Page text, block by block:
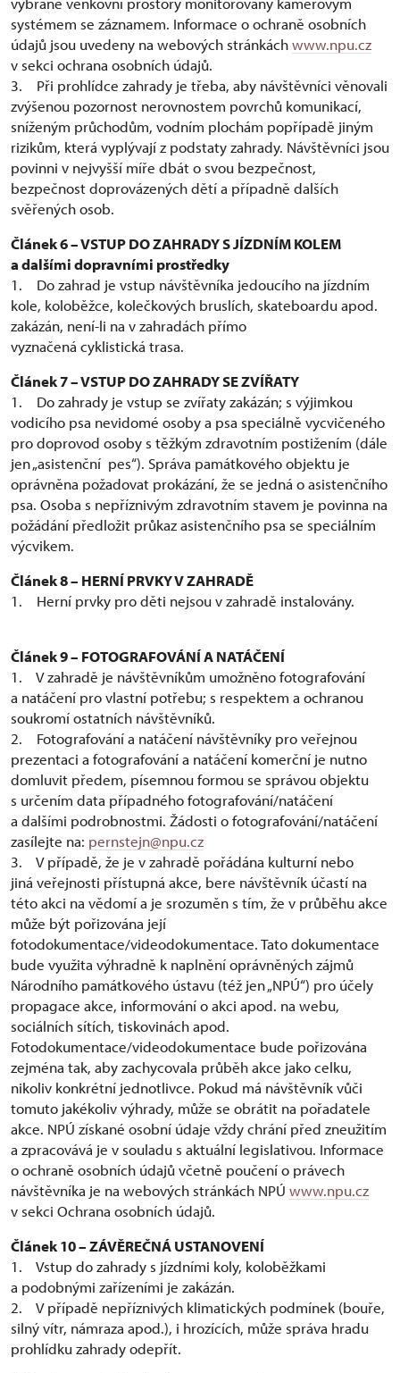
systémem se záznamem. Informace o ochraně osobních
údajů jsou uvedeny na webových stránkáchwww.npu.cz
v sekci ochrana osobních údajů.
3. Při prohlídce zahrady je třeba, aby návštěvníci věnovali
zvýšenou pozornost nerovnostem povrchů komunikací,
sníženým průchodům, vodním plochám popřípadě jiným
rizikům, která vyplývají z podstaty zahrady. Návštěvníci jsou
povinni v nejvyšší míře dbát o svou bezpečnost,
bezpečnost doprovázených dětí a případně dalších
svěřených osob.
Článek 6 – VSTUP DO ZAHRADY S JÍZDNÍM KOLEM
a dalšími dopravními prostředky
1. Do zahrad je vstup návštěvníka jedoucího na jízdním
kole, koloběžce, kolečkových bruslích, skateboardu apod.
zakázán, není-li na v zahradách přímo
vyznačená cyklistická trasa.
Článek 7 – VSTUP DO ZAHRADY SE ZVÍŘATY
1. Do zahrady je vstup se zvířaty zakázán; s výjimkou
vodicího psa nevidomé osoby a psa speciálně vycvičeného
pro doprovod osoby s těžkým zdravotním postižením (dále
jen „asistenční pes“). Správa památkového objektu je
oprávněna požadovat prokázání, že se jedná o asistenčního
psa. Osoba s nepříznivým zdravotním stavem je povinna na
požádání předložit průkaz asistenčního psa se speciálním
výcvikem.
Článek 8 – HERNÍ PRVKY V ZAHRADĚ
1. Herní prvky pro děti nejsou v zahradě instalovány.
Článek 9 – FOTOGRAFOVÁNÍ A NATÁČENÍ
1. V zahradě je návštěvníkům umožněno fotografování
a natáčení pro vlastní potřebu; s respektem a ochranou
soukromí ostatních návštěvníků.
2. Fotografování a natáčení návštěvníky pro veřejnou
prezentaci a fotografování a natáčení komerční je nutno
domluvit předem, písemnou formou se správou objektu
s určením data případného fotografování/natáčení
a dalšími podrobnostmi. Žádosti o fotografování/natáčení
zasílejte na: pernstejn@npu.cz
3. V případě, že je v zahradě pořádána kulturní nebo
jiná veřejnosti přístupná akce, bere návštěvník účastí na
této akci na vědomí a je srozuměn s tím, že v průběhu akce
může být pořizována její
fotodokumentace/videodokumentace. Tato dokumentace
bude využita výhradně k naplnění oprávněných zájmů
Národního památkového ústavu (též jen „NPÚ“) pro účely
propagace akce, informování o akci apod. na webu,
sociálních sítích, tiskovinách apod.
Fotodokumentace/videodokumentace bude pořizována
zejména tak, aby zachycovala průběh akce jako celku,
nikoliv konkrétní jednotlivce. Pokud má návštěvník vůči
tomuto jakékoliv výhrady, může se obrátit na pořadatele
akce. NPÚ získané osobní údaje vždy chrání před zneužitím
a zpracovává je v souladu s aktuální legislativou. Informace
o ochraně osobních údajů včetně poučení o právech
návštěvníka je na webových stránkách NPÚ www.npu.cz
v sekci Ochrana osobních údajů.
Článek 10 – ZÁVĚREČNÁ USTANOVENÍ
1. Vstup do zahrady s jízdními koly, koloběžkami
a podobnými zařízeními je zakázán.
2. V případě nepříznivých klimatických podmínek (bouře,
silný vítr, námraza apod.), i hrozících, může správa hradu
prohlídku zahrady odepřít.